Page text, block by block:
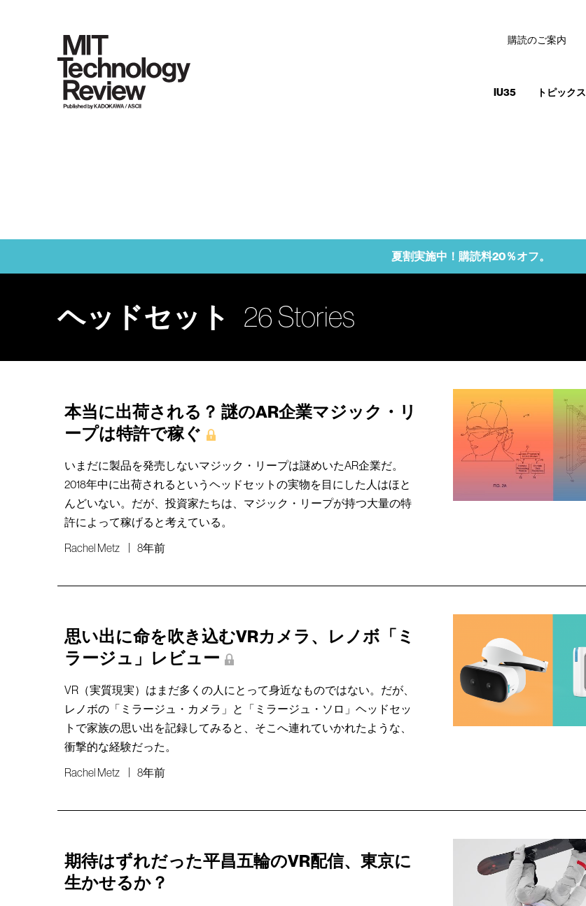
IU35 トピックス
購読のご案内
夏割実施中！購読料20％オフ。
ヘッドセット 26 Stories
本当に出荷される？ 謎のAR企業マジック・リ
ープは特許で稼ぐ
いまだに製品を発売しないマジック・リープは謎めいたAR企業だ。
2018年中に出荷されるというヘッドセットの実物を目にした人はほと
んどいない。だが、投資家たちは、マジック・リープが持つ大量の特
許によって稼げると考えている。
Rachel Metz 8年前
思い出に命を吹き込むVRカメラ、レノボ「ミ
ラージュ」レビュー
VR（実質現実）はまだ多くの人にとって身近なものではない。だが、
レノボの「ミラージュ・カメラ」と「ミラージュ・ソロ」ヘッドセッ
トで家族の思い出を記録してみると、そこへ連れていかれたような、
衝撃的な経験だった。
Rachel Metz 8年前
期待はずれだった平昌五輪のVR配信、東京に
生かせるか？